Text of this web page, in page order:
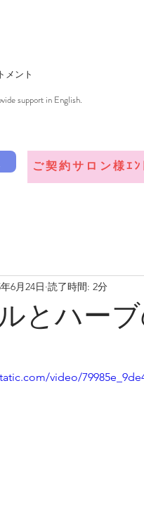
メント
support in English.
ご契約サロン様ｴ
とハー
6月24日 読了時間: 2分
video/